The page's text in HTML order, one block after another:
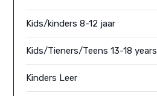
Kids/kinders 8-12 jaar
Kids/Tieners/Teens 13-18 years
Kinders Leer